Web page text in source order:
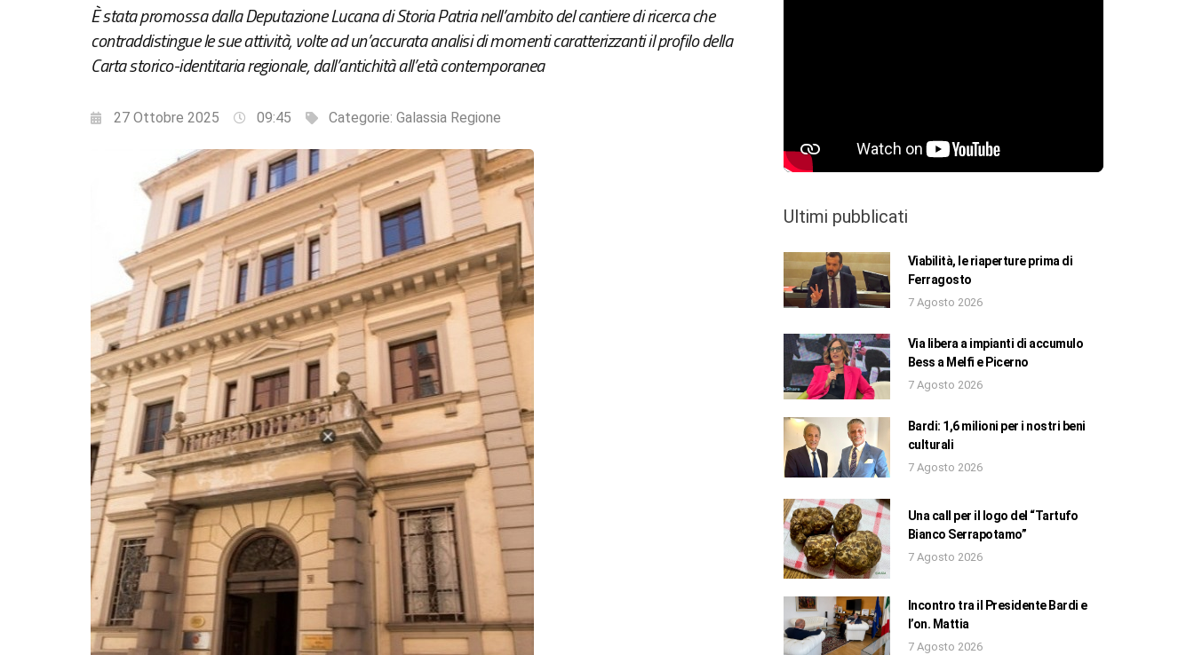
È stata promossa dalla Deputazione Lucana di Storia Patria nell’ambito del cantiere di ricerca che
contraddistingue le sue attività, volte ad un’accurata analisi di momenti caratterizzanti il profilo della
Carta storico-identitaria regionale, dall’antichità all’età contemporanea
27 Ottobre 2025 09:45 Categorie: Galassia Regione
Ultimi pubblicati
Viabilità, le riaperture prima di
Ferragosto
7 Agosto 2026
Via libera a impianti di accumulo
Bess a Melfi e Picerno
7 Agosto 2026
Bardi: 1,6 milioni per i nostri beni
culturali
7 Agosto 2026
Una call per il logo del “Tartufo
Bianco Serrapotamo”
7 Agosto 2026
Incontro tra il Presidente Bardi e
l’on. Mattia
7 Agosto 2026